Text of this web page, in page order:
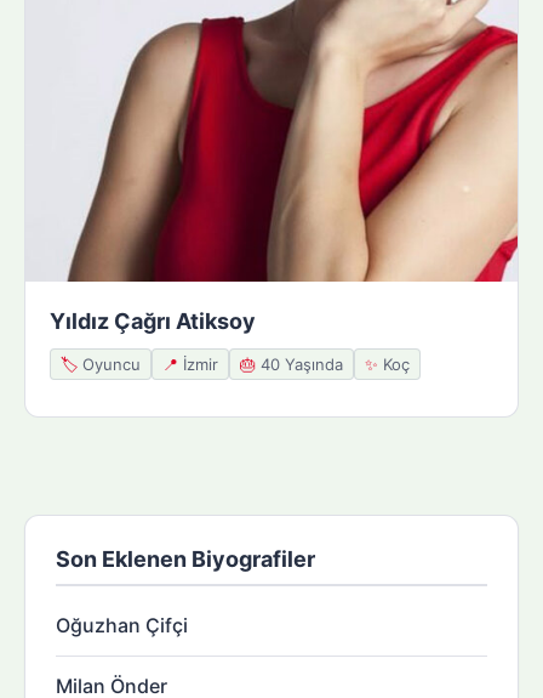
Yıldız Çağrı Atiksoy
🏷️ Oyuncu 📍 İzmir 🎂 40 Yaşında ✨ Koç
Son Eklenen Biyografiler
Oğuzhan Çifçi
Milan Önder